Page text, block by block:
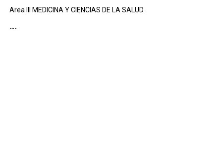
Area III MEDICINA Y CIENCIAS DE LA SALUD
---